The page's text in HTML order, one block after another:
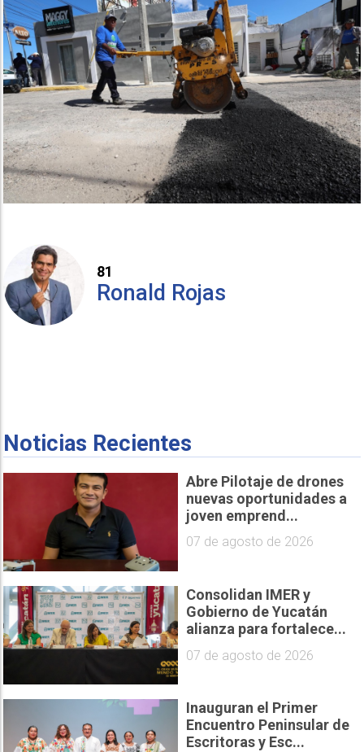
81
Ronald Rojas
Noticias Recientes
Abre Pilotaje de drones
nuevas oportunidades a
joven emprend...
07 de agosto de 2026
Consolidan IMER y
Gobierno de Yucatán
alianza para fortalece...
07 de agosto de 2026
Inauguran el Primer
Encuentro Peninsular de
Escritoras y Esc...